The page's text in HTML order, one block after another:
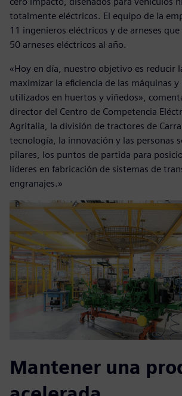
totalmente eléctricos. El equipo de la
11 ingenieros eléctricos y de arneses
50 arneses eléctricos al año.
«Hoy en día, nuestro objetivo es reducir
maximizar la eficiencia de las máquinas y
utilizados en huertos y viñedos»,
director del Centro de Competencia
Agritalia, la división de tractores de
tecnología, la innovación y las personas
pilares, los puntos de partida para
líderes en fabricación de sistemas de
engranajes.»
Mantener una